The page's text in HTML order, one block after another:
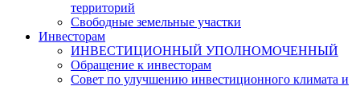
территорий
Свободные земельные участки
Инвесторам
ИНВЕСТИЦИОННЫЙ УПОЛНОМОЧЕННЫЙ
Обращение к инвесторам
Совет по улучшению инвестиционного климата и